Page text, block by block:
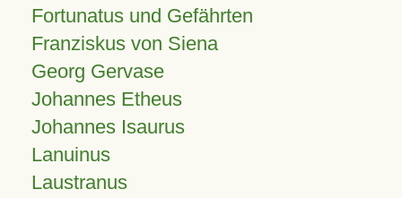
Fortunatus und Gefährten
Franziskus von Siena
Georg Gervase
Johannes Etheus
Johannes Isaurus
Lanuinus
Laustranus